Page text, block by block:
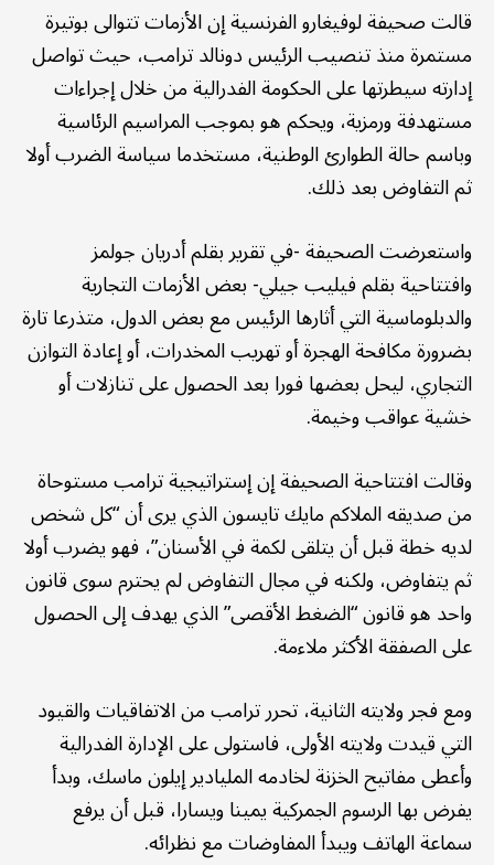
قالت صحيفة لوفيغارو الفرنسية إن الأزمات تتوالى بوتيرة
مستمرة منذ تنصيب الرئيس دونالد ترامب، حيث تواصل
إدارته سيطرتها على الحكومة الفدرالية من خلال إجراءات
مستهدفة ورمزية، ويحكم هو بموجب المراسيم الرئاسية
وباسم حالة الطوارئ الوطنية، مستخدما سياسة الضرب أولا
ثم التفاوض بعد ذلك.
واستعرضت الصحيفة -في تقرير بقلم أدريان جولمز
وافتتاحية بقلم فيليب جيلي- بعض الأزمات التجارية
والدبلوماسية التي أثارها الرئيس مع بعض الدول، متذرعا تارة
بضرورة مكافحة الهجرة أو تهريب المخدرات، أو إعادة التوازن
التجاري، ليحل بعضها فورا بعد الحصول على تنازلات أو
خشية عواقب وخيمة.
وقالت افتتاحية الصحيفة إن إستراتيجية ترامب مستوحاة
من صديقه الملاكم مايك تايسون الذي يرى أن “كل شخص
لديه خطة قبل أن يتلقى لكمة في الأسنان”، فهو يضرب أولا
ثم يتفاوض، ولكنه في مجال التفاوض لم يحترم سوى قانون
واحد هو قانون “الضغط الأقصى” الذي يهدف إلى الحصول
على الصفقة الأكثر ملاءمة.
ومع فجر ولايته الثانية، تحرر ترامب من الاتفاقيات والقيود
التي قيدت ولايته الأولى، فاستولى على الإدارة الفدرالية
وأعطى مفاتيح الخزنة لخادمه المليادير إيلون ماسك، وبدأ
يفرض بها الرسوم الجمركية يمينا ويسارا، قبل أن يرفع
سماعة الهاتف ويبدأ المفاوضات مع نظرائه.